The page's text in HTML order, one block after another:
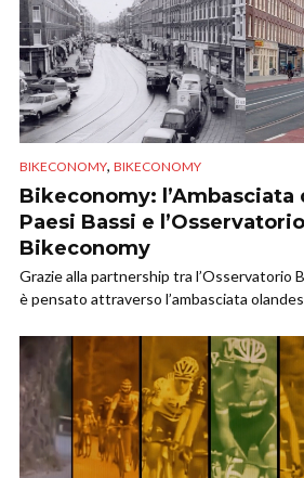
BIKECONOMY, BIKECONOMY
Bikeconomy: l’Ambasciata
Paesi Bassi e
Bikeconomy
Grazie alla partnership tra l’Osservatorio
è pensato attraverso l’ambasciata